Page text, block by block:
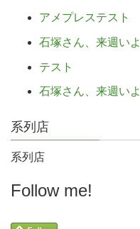
アメプレステスト
石塚さん、来週い
テスト
石塚さん、来週い
系列店
系列店
Follow me!